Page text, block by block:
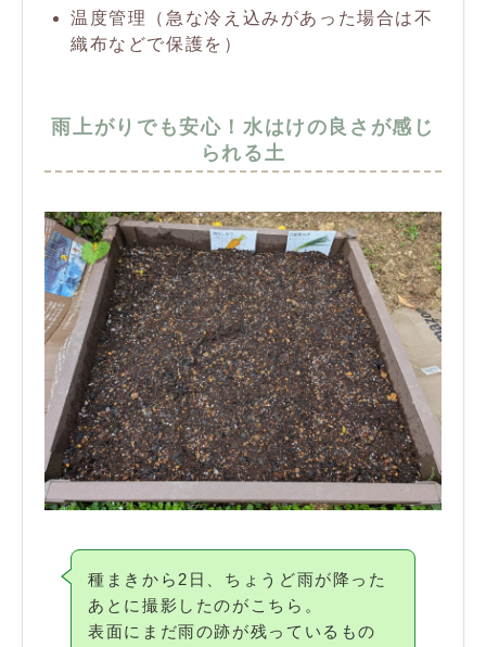
温度管理（急な冷え込みがあった場合は不
織布などで保護を）
雨上がりでも安心！水はけの良さが感じ
られる土
種まきから2日、ちょうど雨が降った
あとに撮影したのがこちら。
表面にまだ雨の跡が残っているもの